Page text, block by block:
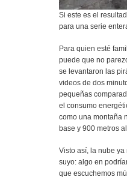
Si este es el
para una serie
Para quien esté
puede que no
se levantaron las
videos de dos
pequeñas
el consumo
como una montaña
base y 900 metros
Visto así, la nube
suyo: algo en
que escuchemos